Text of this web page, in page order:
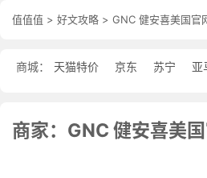
值值值 > 好文攻略 > GNC 健安喜美国官
商城： 天猫特价 京东 苏宁 亚
商家：GNC 健安喜美